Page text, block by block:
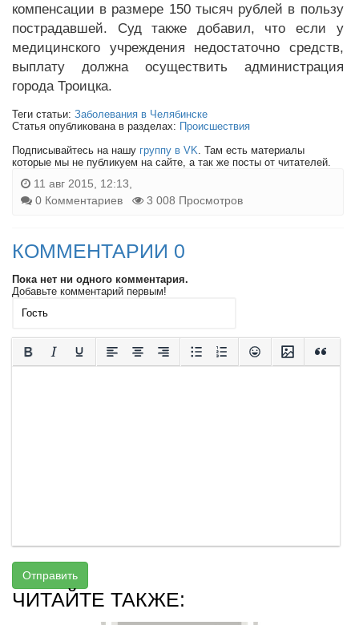
компенсации в размере 150 тысяч рублей в пользу
пострадавшей. Суд также добавил, что если у
медицинского учреждения недостаточно средств,
выплату должна осуществить администрация
города Троицка.
Теги статьи: Заболевания в Челябинске
Статья опубликована в разделах: Происшествия
Подписывайтесь на нашу группу в VK . Там есть материалы
которые мы не публикуем на сайте, а так же посты от читателей.
11 авг 2015, 12:13,
0 Комментариев
3 008 Просмотров
КОММЕНТАРИИ 0
Пока нет ни одного комментария.
Добавьте комментарий первым!
Отправить
ЧИТАЙТЕ ТАКЖЕ: